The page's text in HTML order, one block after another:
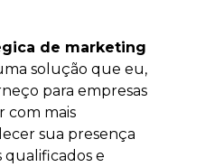
de marketing
solução que eu,
para empresas
com mais
sua presença
qualificados e